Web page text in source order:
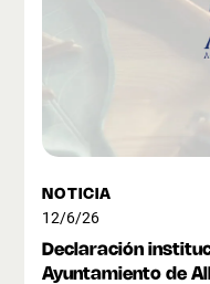
NOTICIA
12/6/26
Declaración
Ayuntamiento de